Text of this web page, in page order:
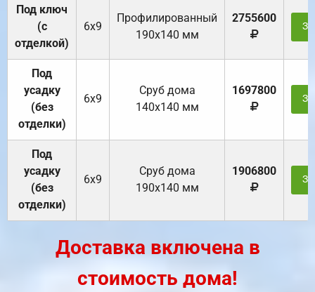
Под ключ
(с
отделкой)
6х9
Профилированный
190х140 мм
2755600
Под
усадку
(без
отделки)
6х9
Cруб дома
140х140 мм
1697800
Под
усадку
(без
отделки)
6х9
Cруб дома
190х140 мм
1906800
Доставка включена в
стоимость дома!